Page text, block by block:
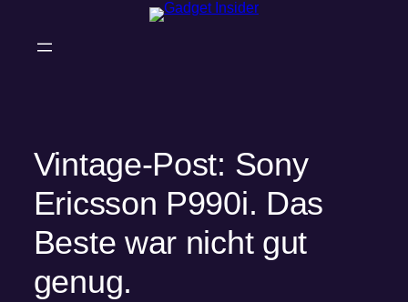
Inhalt
Vintage-Post: Sony
Ericsson P990i. Das
Beste war nicht gut
genug.